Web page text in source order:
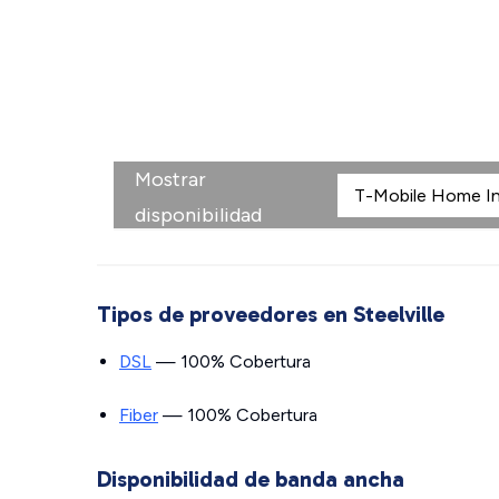
Mostrar
disponibilidad
Tipos de proveedores en Steelville
DSL — 100% Cobertura
Fiber — 100% Cobertura
Disponibilidad de banda ancha